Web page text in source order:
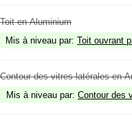
Toit en Aluminium
Mis à niveau par: Toit ouvrant
Contour des vitres latérales en
Mis à niveau par: Contour des